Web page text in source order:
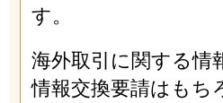
す。
海外取引に関する情
情報交換要請はもち